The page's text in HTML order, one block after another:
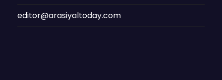
editor@arasiyaltoday.com